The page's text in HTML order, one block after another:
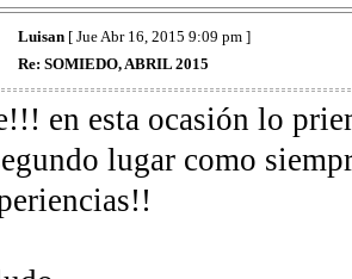
Luisan[ Jue Abr 16, 2015 9:09 pm ]
Re: SOMIEDO, ABRIL 2015
en esta ocasión lo
lugar como